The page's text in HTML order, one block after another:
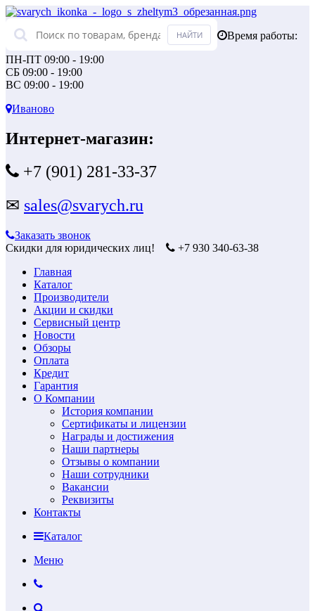
Время работы:
ПН-ПТ 09:00 - 19:00
СБ 09:00 - 19:00
ВС 09:00 - 19:00
Иваново
Интернет-магазин:
+7 (901) 281-33-37
✉ sales@svarych.ru
Заказать звонок
Скидки для юридических лиц!
+7 930 340-63-38
Главная
Каталог
Производители
Акции и скидки
Сервисный центр
Новости
Обзоры
Оплата
Кредит
Гарантия
О Компании
История компании
Сертификаты и лицензии
Награды и достижения
Наши партнеры
Отзывы о компании
Наши сотрудники
Вакансии
Реквизиты
Контакты
Каталог
Меню